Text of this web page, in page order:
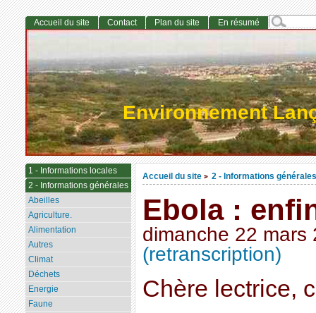
Environnement
Accueil du site > 2 - Informations générales
Ebola :
dimanche 22 mars
(retranscription)
Chère lectrice,
Accueil du site Contact Plan du site En résumé
1 - Informations locales
2 - Informations générales
Abeilles
Agriculture.
Alimentation
Autres
Climat
Déchets
Energie
Faune